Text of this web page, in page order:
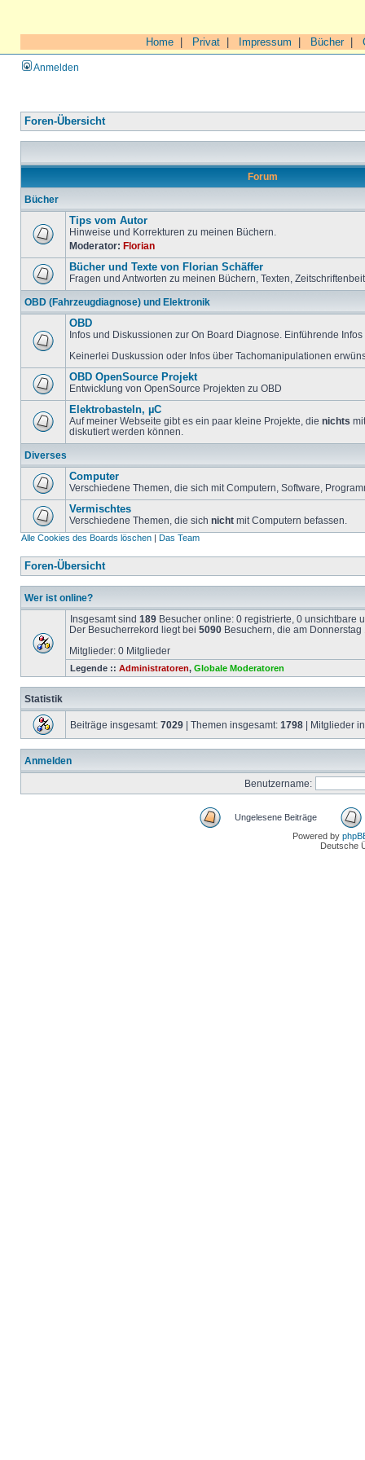
Home Privat Impressum Bücher|
Anmelden
Foren-Übersicht
Forum
Bücher
Tips vom Autor
Hinweise und Korrekturen zu meinen Büchern.
Moderator: Florian
Bücher und Texte von Florian Schäffer
Fragen und Antworten zu meinen Büchern, Texten,
OBD (Fahrzeugdiagnose) und Elektronik
OBD
Infos und Diskussionen zur On Board Diagnose. Einführende
Keinerlei Duskussion oder Infos über Tachomanipulationen
OBD OpenSource Projekt
Entwicklung von OpenSource Projekten zu OBD
Elektrobasteln, µC
Auf meiner Webseite gibt es ein paar kleine Projekte, die nichts
diskutiert werden können.
Diverses
Computer
Verschiedene Themen, die sich mit Computern, Software,
Vermischtes
Verschiedene Themen, die sich nicht mit Computern befassen.
Alle Cookies des Boards löschen | Das Team
Foren-Übersicht
Wer ist online?
Insgesamt sind 189 Besucher online: 0 registrierte, 0 unsichtbare
Der Besucherrekord liegt bei 5090 Besuchern, die am
Mitglieder: 0 Mitglieder
Legende :: Administratoren, Globale Moderatoren
Statistik
Beiträge insgesamt: 7029 | Themen insgesamt: 1798 | Mitglieder
Anmelden
Benutzername:
Ungelesene Beiträge
Powered by
Deutsche